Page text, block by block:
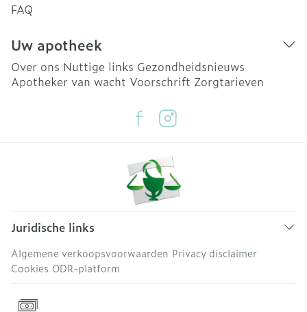
FAQ
Uw apotheek
Over ons Nuttige links Gezondheidsnieuws
Apotheker van wacht Voorschrift Zorgtarieven
Juridische links
Algemene verkoopsvoorwaarden Privacy disclaimer
Cookies ODR-platform